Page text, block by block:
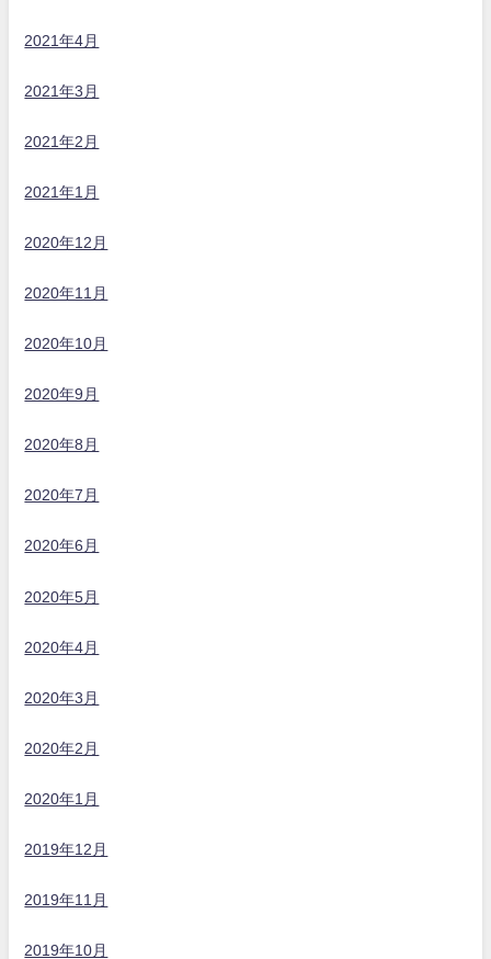
2021年4月
2021年3月
2021年2月
2021年1月
2020年12月
2020年11月
2020年10月
2020年9月
2020年8月
2020年7月
2020年6月
2020年5月
2020年4月
2020年3月
2020年2月
2020年1月
2019年12月
2019年11月
2019年10月